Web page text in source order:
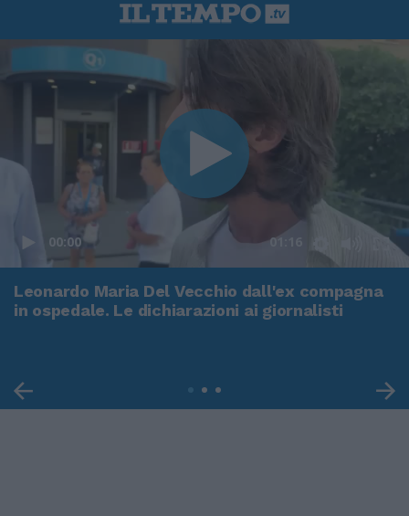
00:00 01:16
Leonardo Maria Del Vecchio dall'ex compagna
in ospedale. Le dichiarazioni ai giornalisti